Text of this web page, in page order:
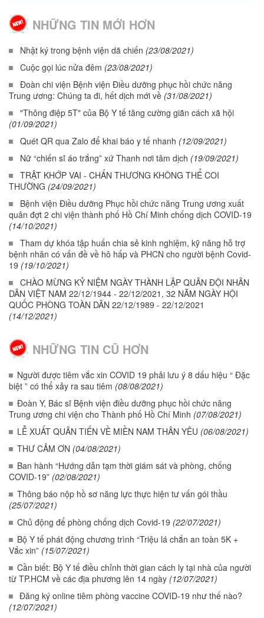
NHỮNG TIN MỚI HƠN
Nhật ký trong bệnh viện dã chiến (23/08/2021)
Cuộc gọi lúc nửa đêm (23/08/2021)
Đoàn chi viện Bệnh viện Điều dưỡng phục hồi chức năng
Trung ương: Chúng ta đi, hết dịch mới về (31/08/2021)
"Thông điệp 5T" của Bộ Y tế tăng cường giãn cách xã hội
(01/09/2021)
Quét QR qua Zalo để khai báo y tế nhanh (12/09/2021)
Nữ “chiến sĩ áo trắng” xứ Thanh nơi tâm dịch (19/09/2021)
TRẬT KHỚP VAI - CHẤN THƯƠNG KHÔNG THỂ COI
THƯỜNG (24/09/2021)
Bệnh viện Điều dưỡng Phục hồi chức năng Trung ương xuất
quân đợt 2 chi viện thành phố Hồ Chí Minh chống dịch COVID-19
(14/10/2021)
Tham dự khóa tập huấn chia sẻ kinh nghiệm, kỹ năng hỗ trợ
bệnh nhân có vấn đề về hô hấp và PHCN cho người bệnh Covid-
19 (19/10/2021)
CHÀO MỪNG KỶ NIỆM NGÀY THÀNH LẬP QUÂN ĐỘI NHÂN
DÂN VIỆT NAM 22/12/1944 - 22/12/2021, 32 NĂM NGÀY HỘI
QUỐC PHÒNG TOÀN DÂN 22/12/1989 - 22/12/2021
(14/12/2021)
NHỮNG TIN CŨ HƠN
Người được tiêm vắc xin COVID 19 phải lưu ý 8 dấu hiệu “ Đặc
biệt ” có thể xảy ra sau tiêm (08/08/2021)
Đoàn Y, Bác sĩ Bệnh viện điều dưỡng phục hồi chức năng
Trung ương chi viện cho Thành phố Hồ Chí Minh (07/08/2021)
LỄ XUẤT QUÂN TIẾN VỀ MIỀN NAM THÂN YÊU (06/08/2021)
THƯ CẢM ƠN (04/08/2021)
Ban hành “Hướng dẫn tạm thời giám sát và phòng, chống
COVID-19” (02/08/2021)
Thông báo nộp hồ sơ năng lực thực hiện tư vấn gói thầu
(25/07/2021)
Chủ động để phòng chống dịch Covid-19 (22/07/2021)
Bộ Y tế phát động chương trình “Triệu lá chắn an toàn 5K +
Vắc xin” (15/07/2021)
Cần biết: Bộ Y tế điều chỉnh thời gian cách ly tại nhà của người
từ TP.HCM về các địa phương lên 14 ngày (12/07/2021)
Đăng ký online tiêm phòng vaccine COVID-19 như thế nào?
(12/07/2021)